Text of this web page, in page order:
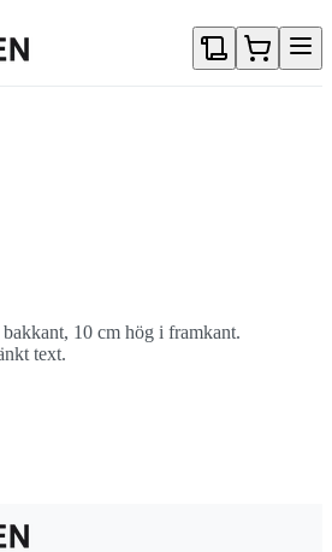
10 cm hög i framkant.
text.